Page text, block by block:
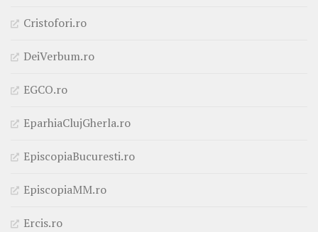
Cristofori.ro
DeiVerbum.ro
EGCO.ro
EparhiaClujGherla.ro
EpiscopiaBucuresti.ro
EpiscopiaMM.ro
Ercis.ro